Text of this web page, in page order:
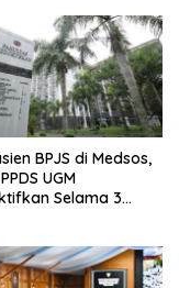
BPJS di Medsos,
UGM
Selama 3